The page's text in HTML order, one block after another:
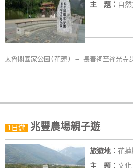
主 題： 自
太魯閣國家公園(花蓮) → 長春祠至禪光寺
1日遊 兆豐農場親子遊
旅遊地： 花蓮
主 題： 文